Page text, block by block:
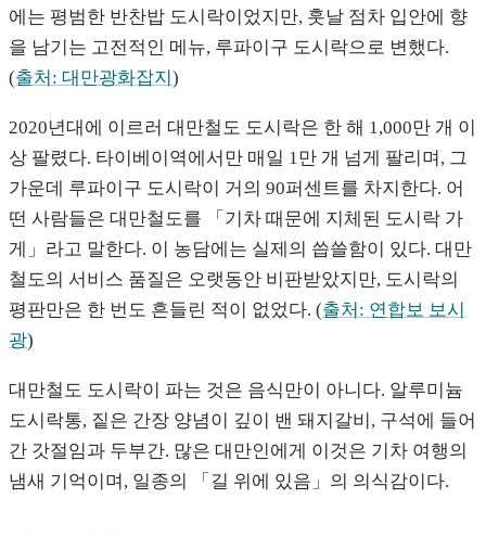
에는 평범한 반찬밥 도시락이었지만, 훗날 점차 입안에 향
을 남기는 고전적인 메뉴, 루파이구 도시락으로 변했다.
(출처: 대만광화잡지 )
2020년대에 이르러 대만철도 도시락은 한 해 1,000만 개 이
상 팔렸다. 타이베이역에서만 매일 1만 개 넘게 팔리며, 그
가운데 루파이구 도시락이 거의 90퍼센트를 차지한다. 어
떤 사람들은 대만철도를 「기차 때문에 지체된 도시락 가
게」라고 말한다. 이 농담에는 실제의 씁쓸함이 있다. 대만
철도의 서비스 품질은 오랫동안 비판받았지만, 도시락의
평판만은 한 번도 흔들린 적이 없었다. (출처: 연합보 보시
광)
대만철도 도시락이 파는 것은 음식만이 아니다. 알루미늄
도시락통, 짙은 간장 양념이 깊이 밴 돼지갈비, 구석에 들어
간 갓절임과 두부간. 많은 대만인에게 이것은 기차 여행의
냄새 기억이며, 일종의 「길 위에 있음」의 의식감이다.